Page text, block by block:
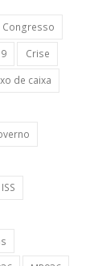
Congresso
Crise
de caixa
ISS